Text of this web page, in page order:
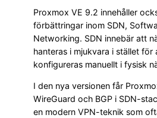
Proxmox VE 9.2 innehåller
förbättringar inom SDN,
Networking. SDN innebär att
hanteras i mjukvara i stället för
konfigureras manuellt i fysisk
I den nya versionen får
WireGuard och BGP i SDN-
en modern VPN-teknik som